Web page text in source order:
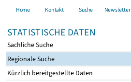
Home Kontakt Suche Newsletter
STATISTISCHE DATEN
Sachliche Suche
Regionale Suche
Kürzlich bereitgestellte Daten